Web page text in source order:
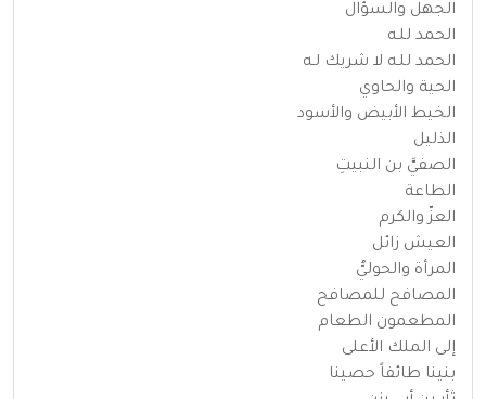
الجهل والسؤال
الحمد للـه
الحمد للـه لا شريك لـه
الحية والحاوي
الخيط الأبيض والأسود
الذليل
الصفيَّ بن النبيتِ
الطاعة
العزّ والكرم
العيش زائل
المرأة والحوليُّ
المصافح للمصافح
المطعمون الطعام
إلى الملك الأعلى
بنينا طائفاً حصينا